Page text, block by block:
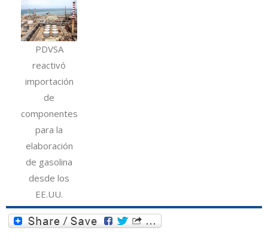
PDVSA
reactivó
importación
de
componentes
para la
elaboración
de gasolina
desde los
EE.UU.